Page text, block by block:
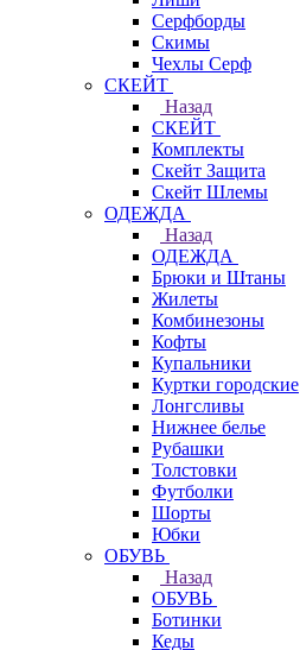
Серфборды
Скимы
Чехлы Cерф
СКЕЙТ
Назад
СКЕЙТ
Комплекты
Скейт Защита
Скейт Шлемы
ОДЕЖДА
Назад
ОДЕЖДА
Брюки и Штаны
Жилеты
Комбинезоны
Кофты
Купальники
Куртки городские
Лонгсливы
Нижнее белье
Рубашки
Толстовки
Футболки
Шорты
Юбки
ОБУВЬ
Назад
ОБУВЬ
Ботинки
Кеды